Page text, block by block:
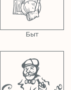
Быт